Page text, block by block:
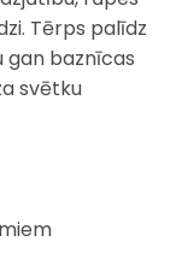
Tērps palīdz
gan baznīcas
svētku